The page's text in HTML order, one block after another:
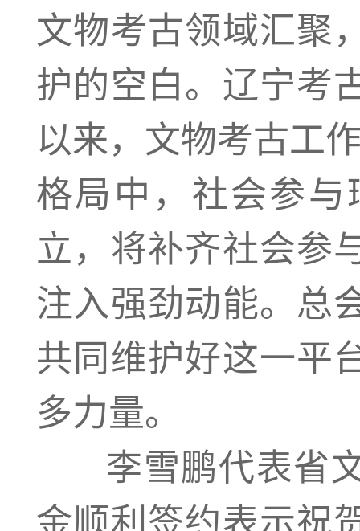
文物考古领域汇聚
护的空白。辽宁考
以来，文物考古工
格局中，社会参
立，将补齐社会参
注入强劲动能。总
共同维护好这一平
多力量。
李雪鹏代表省文
金顺利签约表示祝